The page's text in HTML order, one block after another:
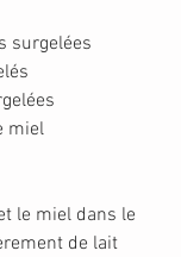
surgelées
miel
le miel dans le
de lait